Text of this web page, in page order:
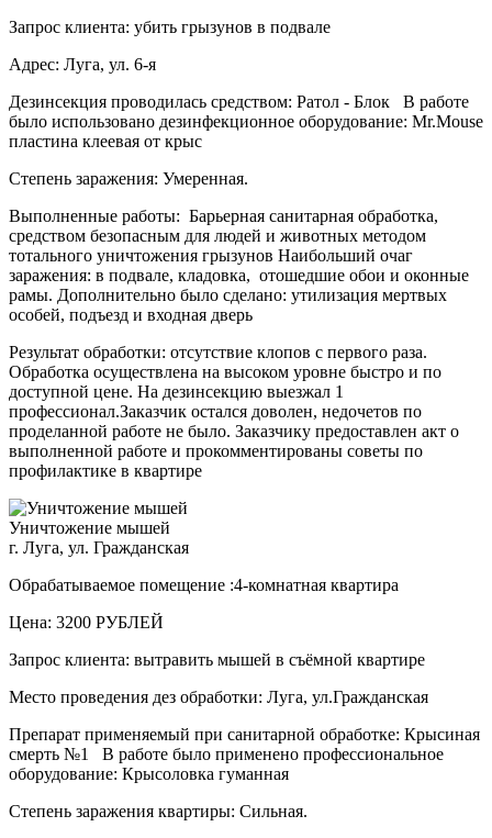
Запрос клиента: убить грызунов в подвале
Адрес: Луга, ул. 6-я
Дезинсекция проводилась средством: Ратол - Блок В работе
было использовано дезинфекционное оборудование: Mr.Mouse
пластина клеевая от крыс
Степень заражения: Умеренная.
Выполненные работы: Барьерная санитарная обработка,
средством безопасным для людей и животных методом
тотального уничтожения грызунов Наибольший очаг
заражения: в подвале, кладовка, отошедшие обои и оконные
рамы. Дополнительно было сделано: утилизация мертвых
особей, подъезд и входная дверь
Результат обработки: отсутствие клопов с первого раза.
Обработка осуществлена на высоком уровне быстро и по
доступной цене. На дезинсекцию выезжал 1
профессионал.Заказчик остался доволен, недочетов по
проделанной работе не было. Заказчику предоставлен акт о
выполненной работе и прокомментированы советы по
профилактике в квартире
Уничтожение мышей
г. Луга, ул. Гражданская
Обрабатываемое помещение :4-комнатная квартира
Цена: 3200 РУБЛЕЙ
Запрос клиента: вытравить мышей в съёмной квартире
Место проведения дез обработки: Луга, ул.Гражданская
Препарат применяемый при санитарной обработке: Крысиная
смерть №1 В работе было применено профессиональное
оборудование: Крысоловка гуманная
Степень заражения квартиры: Сильная.